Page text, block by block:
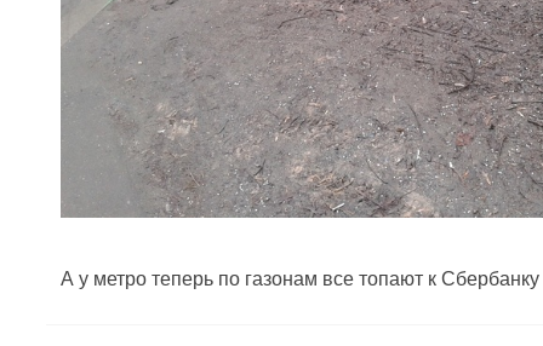
А у метро теперь по газонам все топают к Сбербанку